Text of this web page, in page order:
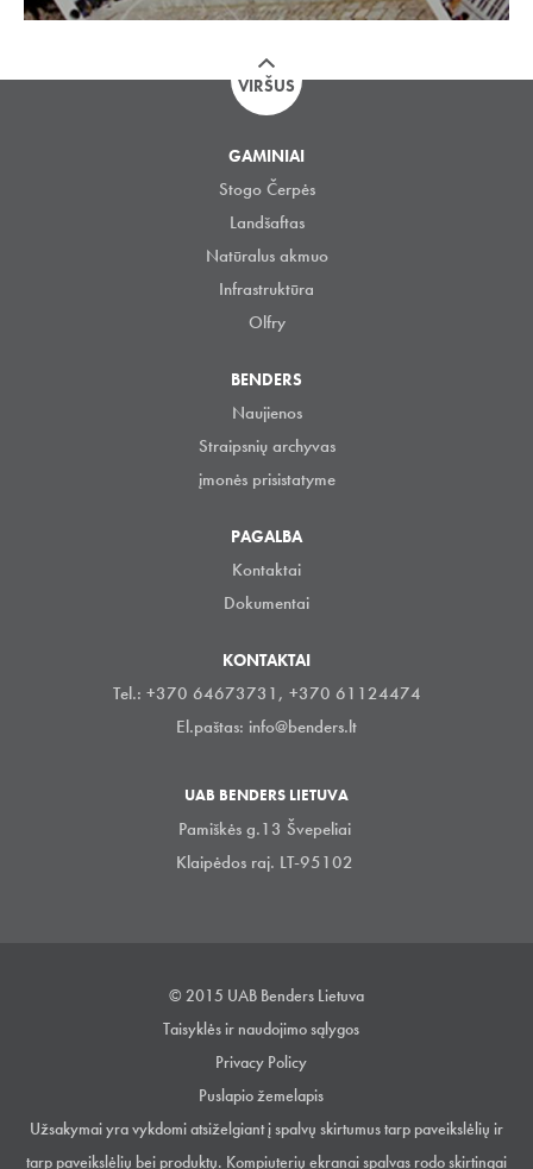
VIRŠUS
GAMINIAI
Stogo Čerpės
Landšaftas
Natūralus akmuo
Infrastruktūra
Olfry
BENDERS
Naujienos
Straipsnių archyvas
įmonės prisistatyme
PAGALBA
Kontaktai
Dokumentai
KONTAKTAI
Tel.: +370 64673731, +370 61124474
El.paštas: info@benders.lt
UAB BENDERS LIETUVA
Pamiškės g.13 Švepeliai
Klaipėdos raj. LT-95102
© 2015 UAB Benders Lietuva
Taisyklės ir naudojimo sąlygos
Privacy Policy
Puslapio žemelapis
Užsakymai yra vykdomi atsiželgiant į spalvų skirtumus tarp paveikslėlių ir
tarp paveikslėlių bei produktų. Kompiuterių ekranai spalvas rodo skirtingai